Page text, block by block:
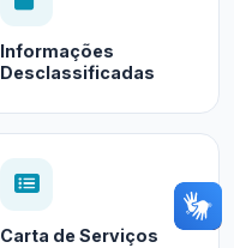
Informações
Desclassificadas
Carta de Serviços